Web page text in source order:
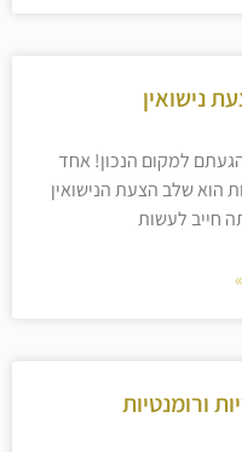
נישואין
למקום הנכון! אחד
הוא שלב הצעת הנישואין
חייב לעשות
ורומנטיות